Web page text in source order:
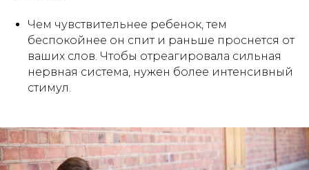
Чем чувствительнее ребенок, тем
беспокойнее он спит и раньше проснется от
ваших слов. Чтобы отреагировала сильная
нервная система, нужен более интенсивный
стимул.